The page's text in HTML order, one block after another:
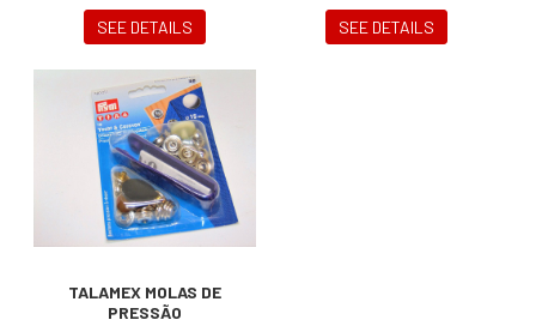
SEE DETAILS
SEE DETAILS
TALAMEX MOLAS DE
PRESSÃO